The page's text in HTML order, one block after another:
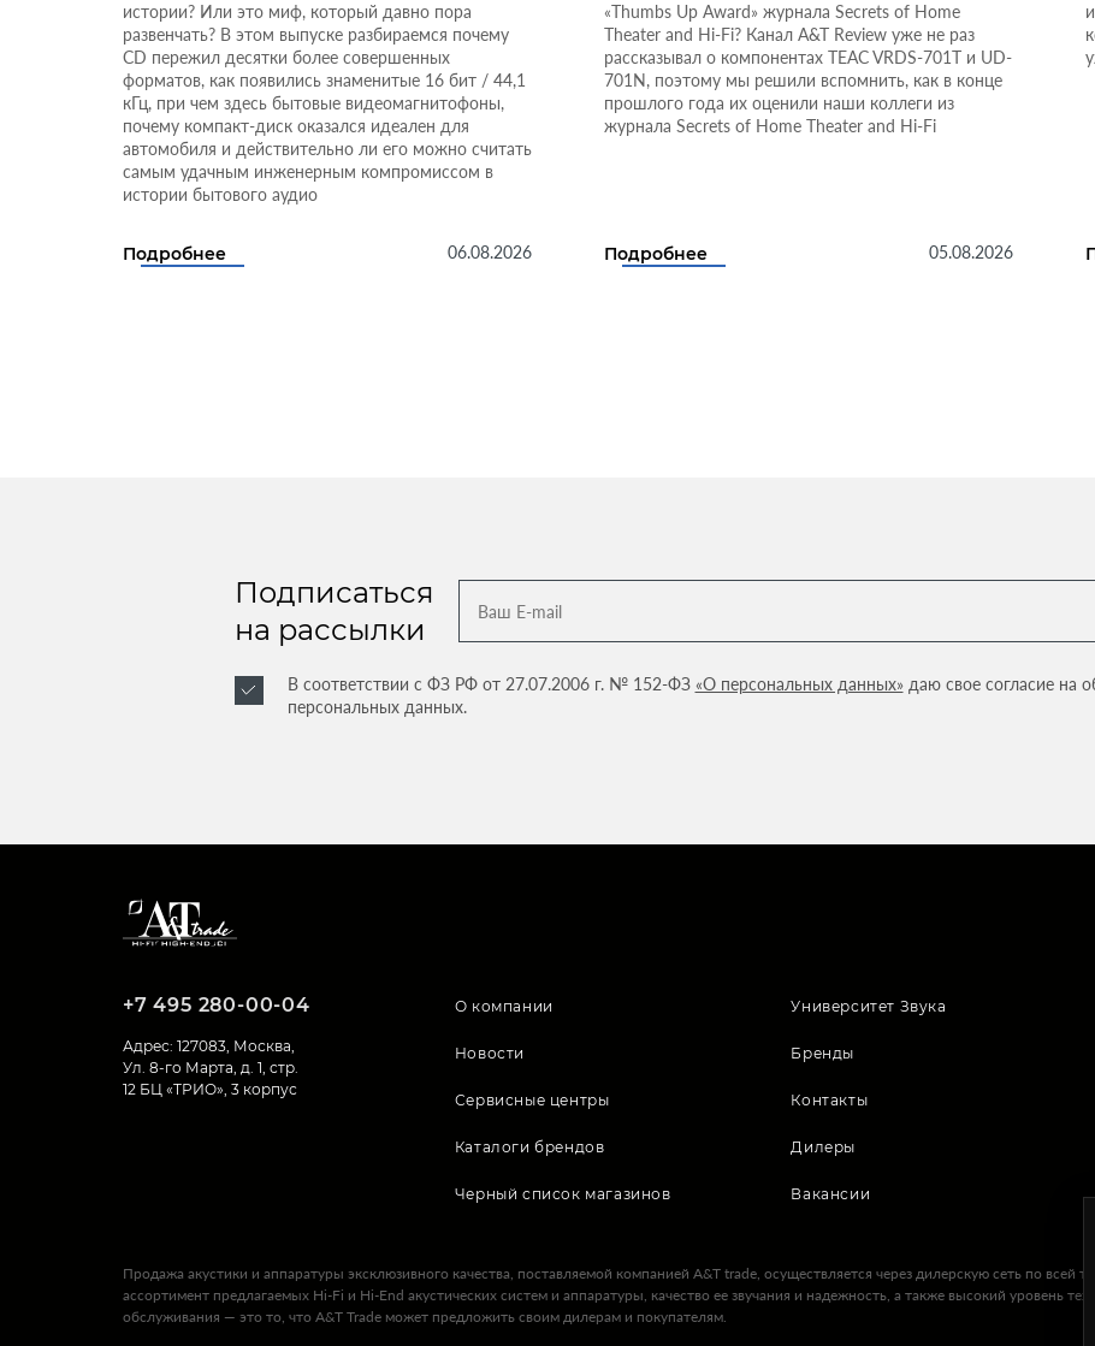
истории? Или это миф, который давно пора
развенчать? В этом выпуске разбираемся почему
CD пережил десятки более совершенных
форматов, как появились знаменитые 16 бит / 44,1
кГц, при чем здесь бытовые видеомагнитофоны,
почему компакт-диск оказался идеален для
автомобиля и действительно ли его можно считать
самым удачным инженерным компромиссом в
истории бытового аудио
Подробнее 06.08.2026
«Thumbs Up Award» журнала Secrets of Home
Theater and Hi-Fi? Канал A&T Review уже не раз
рассказывал о компонентах TEAC VRDS-701T и UD-
701N, поэтому мы решили вспомнить, как в конце
прошлого года их оценили наши коллеги из
журнала Secrets of Home Theater and Hi-Fi
Подробнее 05.08.2026
Подписаться
на рассылки
В соответствии с ФЗ РФ от 27.07.2006 г. № 152-ФЗ «О персональных данных»даю свое согласие на
персональных данных.
+7 495 280-00-04
Адрес: 127083, Москва,
Ул. 8-го Марта, д. 1, стр.
12 БЦ «ТРИО», 3 корпус
О компании Университет Звука
Новости Бренды
Сервисные центры Контакты
Каталоги брендов Дилеры
Черный список магазинов Вакансии
Продажа акустики и аппаратуры эксклюзивного качества, поставляемой компанией A&T trade, осуществляется через дилерскую сеть по всей
ассортимент предлагаемых Hi-Fi и Hi-End акустических систем и аппаратуры, качество ее звучания и надежность, а также высокий уровень
обслуживания — это то, что A&T Trade может предложить своим дилерам и покупателям.